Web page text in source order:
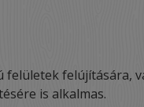
felületek felújítására,
is alkalmas.